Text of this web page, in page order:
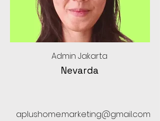
Admin Jakarta
Nevarda
aplushome.marketing@gmail.com